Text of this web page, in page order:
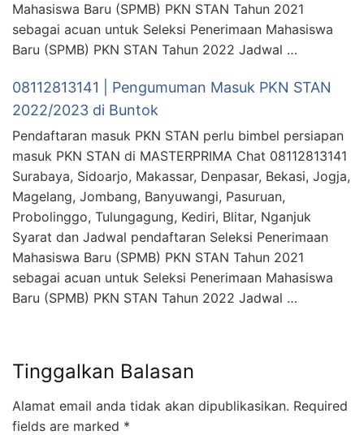
Mahasiswa Baru (SPMB) PKN STAN Tahun 2021
sebagai acuan untuk Seleksi Penerimaan Mahasiswa
Baru (SPMB) PKN STAN Tahun 2022 Jadwal …
08112813141 | Pengumuman Masuk PKN STAN
2022/2023 di Buntok
Pendaftaran masuk PKN STAN perlu bimbel persiapan
masuk PKN STAN di MASTERPRIMA Chat 08112813141
Surabaya, Sidoarjo, Makassar, Denpasar, Bekasi, Jogja,
Magelang, Jombang, Banyuwangi, Pasuruan,
Probolinggo, Tulungagung, Kediri, Blitar, Nganjuk
Syarat dan Jadwal pendaftaran Seleksi Penerimaan
Mahasiswa Baru (SPMB) PKN STAN Tahun 2021
sebagai acuan untuk Seleksi Penerimaan Mahasiswa
Baru (SPMB) PKN STAN Tahun 2022 Jadwal …
Tinggalkan Balasan
Alamat email anda tidak akan dipublikasikan. Required
fields are marked *